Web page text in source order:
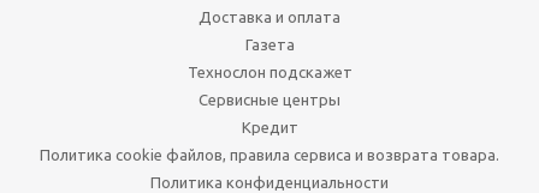
Доставка и оплата
Газета
Технослон подскажет
Сервисные центры
Кредит
Политика cookie файлов, правила сервиса и возврата товара.
Политика конфиденциальности